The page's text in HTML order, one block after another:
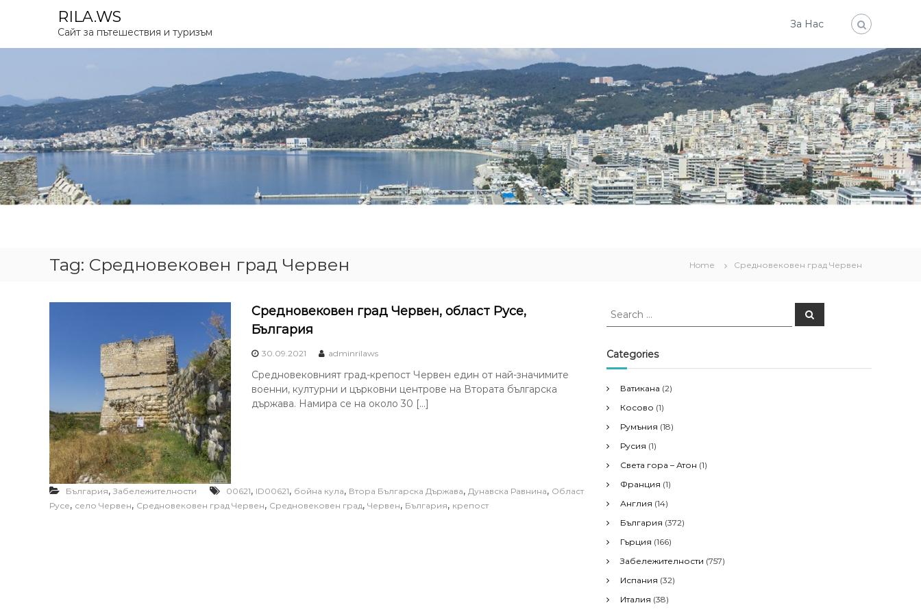
p
c
o
n
t
e
n
t
RILA.WS
Сайт за пътешествия и туризъм
За Нас
Tag: Средновековен град Червен Home Средновековен град Червен
Средновековен град Червен, област Русе,
България
30.09.2021 adminrilaws
Средновековният град-крепост Червен един от най-значимите
военни, културни и църковни центрове на Втората българска
държава. Намира се на около 30 […]
България, Забележителности 00621, ID00621, бойна кула, Втора Българска Държава, Дунавска Равнина, Област
Русе, село Червен, Средновековен град Червен, Средновековен град, Червен, България, крепост
S
r
c
f
o
r
S
e
Categories
Ватикана (2)
Косово (1)
Румъния (18)
Русия (1)
Света гора – Атон (1)
Франция (1)
Англия (14)
България (372)
Гърция (166)
Забележителности (757)
Испания (32)
Италия (38)